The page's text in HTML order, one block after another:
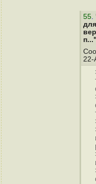
55.
п..."
22-